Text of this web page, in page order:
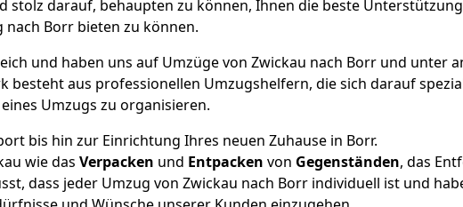
stolz darauf, behaupten zu können, Ihnen die beste
nach Borr bieten zu können.
und haben uns auf Umzüge von Zwickau nach Borr und unter
besteht aus professionellen Umzugshelfern, die sich darauf
Umzugs zu organisieren.
bis hin zur Einrichtung Ihres neuen Zuhause in Borr.
wie das Verpacken und Entpacken von Gegenständen, das
dass jeder Umzug von Zwickau nach Borr individuell ist und